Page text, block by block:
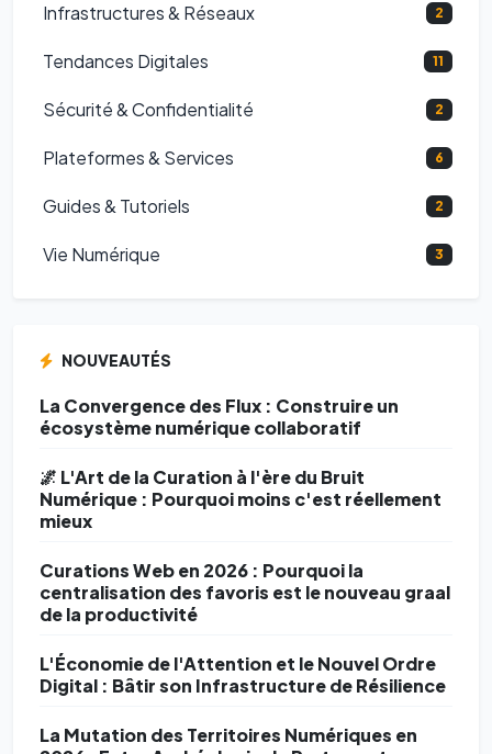
Infrastructures & Réseaux 2
Tendances Digitales 11
Sécurité & Confidentialité 2
Plateformes & Services 6
Guides & Tutoriels 2
Vie Numérique 3
NOUVEAUTÉS
La Convergence des Flux : Construire un
écosystème numérique collaboratif
🌌 L'Art de la Curation à l'ère du Bruit
Numérique : Pourquoi moins c'est réellement
mieux
Curations Web en 2026 : Pourquoi la
centralisation des favoris est le nouveau graal
de la productivité
L'Économie de l'Attention et le Nouvel Ordre
Digital : Bâtir son Infrastructure de Résilience
La Mutation des Territoires Numériques en